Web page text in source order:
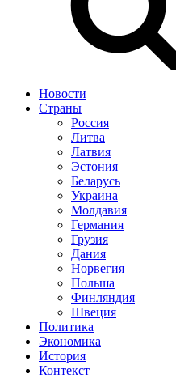
Новости
Страны
Россия
Литва
Латвия
Эстония
Беларусь
Украина
Молдавия
Германия
Грузия
Дания
Норвегия
Польша
Финляндия
Швеция
Политика
Экономика
История
Контекст